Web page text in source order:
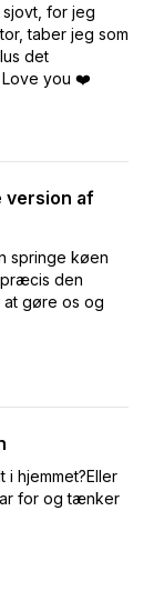
for jeg
taber jeg som
det
Love you ❤️
version af
springe køen
den
gøre os og
hjemmet?Eller
for og tænker